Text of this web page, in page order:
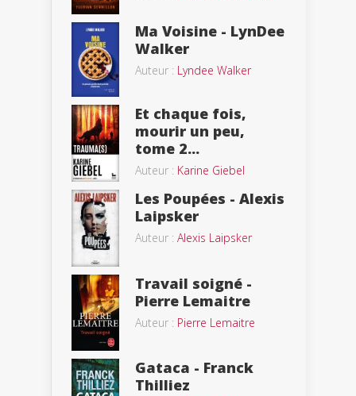
Ma Voisine - LynDee
Walker
Auteur : Lyndee Walker
Et chaque fois,
mourir un peu,
tome 2...
Auteur : Karine Giebel
Les Poupées - Alexis
Laipsker
Auteur : Alexis Laipsker
Travail soigné -
Pierre Lemaitre
Auteur : Pierre Lemaitre
Gataca - Franck
Thilliez